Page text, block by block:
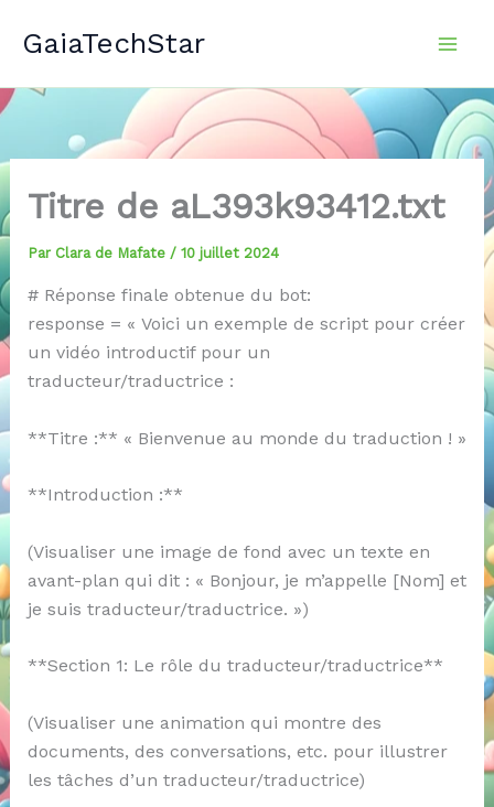
GaiaTechStar
Titre de aL393k93412.txt
Par Clara de Mafate / 10 juillet 2024
# Réponse finale obtenue du bot:
response = « Voici un exemple de script pour créer
un vidéo introductif pour un
traducteur/traductrice :
**Titre :** « Bienvenue au monde du traduction ! »
**Introduction :**
(Visualiser une image de fond avec un texte en
avant-plan qui dit : « Bonjour, je m’appelle [Nom] et
je suis traducteur/traductrice. »)
**Section 1: Le rôle du traducteur/traductrice**
(Visualiser une animation qui montre des
documents, des conversations, etc. pour illustrer
les tâches d’un traducteur/traductrice)